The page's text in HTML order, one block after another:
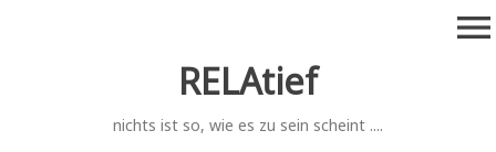
RELAtief
nichts ist so, wie es zu sein scheint ....
menu